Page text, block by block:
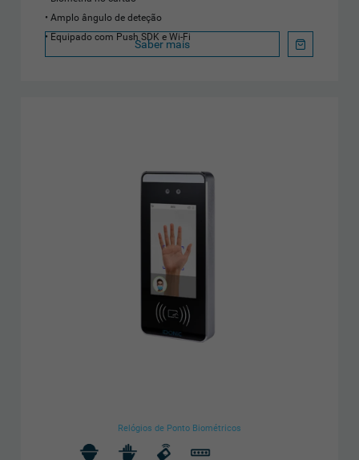
Amplo ângulo de deteção
Equipado com Push SDK e Wi-Fi
Saber mais
Relógios de Ponto Biométricos